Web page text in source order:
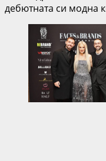
дебютната си модна